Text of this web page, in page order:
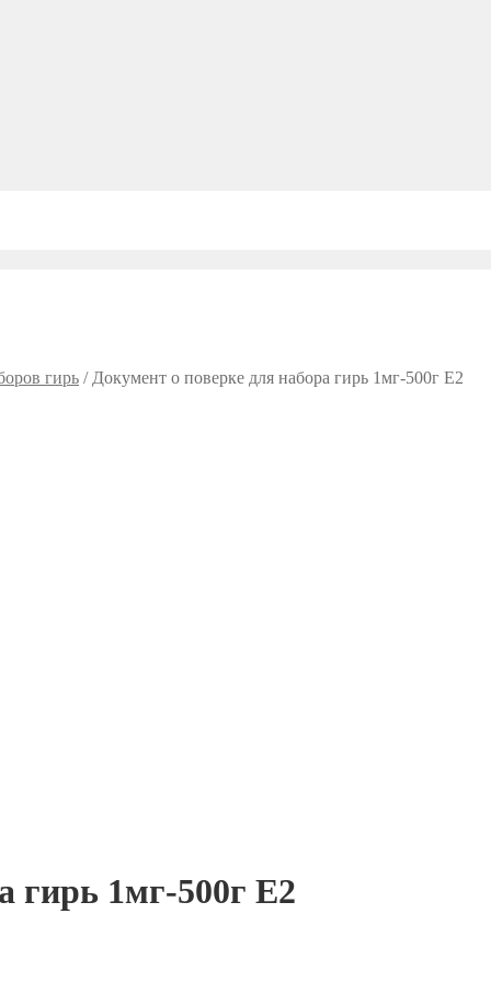
гирь / Документ о поверке для набора гирь 1мг-500г E2
гирь 1мг-500г E2